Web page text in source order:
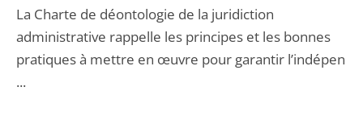
La Charte de déontologie de la juridiction
administrative rappelle les principes et les bonnes
pratiques à mettre en œuvre pour garantir l’indépen
...